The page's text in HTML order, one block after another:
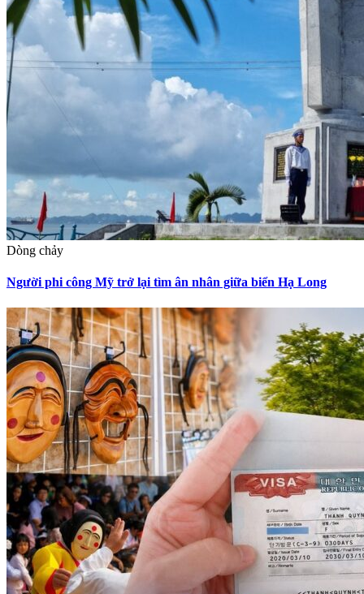
Dòng chảy
Người phi công Mỹ trở lại tìm ân nhân giữa biển Hạ Long